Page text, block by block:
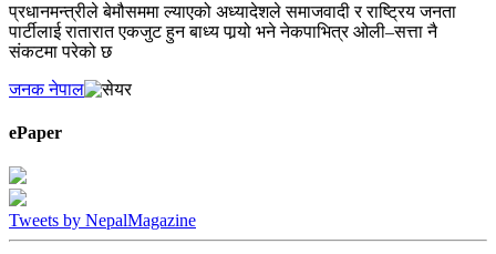
प्रधानमन्त्रीले बेमौसममा ल्याएको अध्यादेशले समाजवादी र राष्ट्रिय जनता
पार्टीलाई रातारात एकजुट हुन बाध्य पार्‍यो भने नेकपाभित्र ओली–सत्ता नै
संकटमा परेको छ
जनक नेपाल
ePaper
Tweets by NepalMagazine